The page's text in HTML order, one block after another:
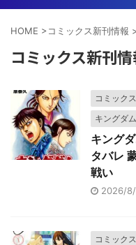
HOME >コミックス新刊情報
コミックス新刊
コミック
キングダム
キング
タバレ
戦い
2026/
コミック